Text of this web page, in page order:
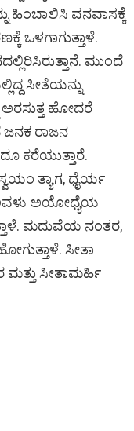
ಹಿಂಬಾಲಿಸಿ ವನವಾಸಕ್ಕೆ
ಒಳಗಾಗುತ್ತಾಳೆ.
ಮುಂದೆ
ಸೀತೆಯನ್ನು
ಹೋದರೆ
ಜನಕ ರಾಜನ
ಕರೆಯುತ್ತಾರೆ.
ತ್ಯಾಗ, ಧೈರ್ಯ
ಅವಳು ಅಯೋಧ್ಯೆಯ
ಮದುವೆಯ ನಂತರ,
ಸೀತಾ
ಸೀತಾಮರ್ಹಿ